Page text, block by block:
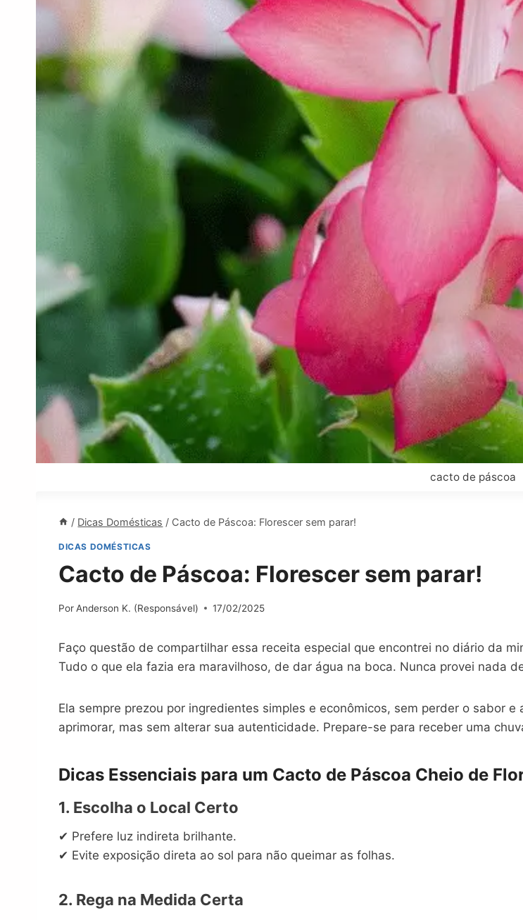
cacto de páscoa
/ Dicas Domésticas / Cacto de Páscoa: Florescer sem parar!
DICAS DOMÉSTICAS
Cacto de Páscoa: Florescer sem parar!
Por Anderson K. (Responsável) 17/02/2025
Faço questão de compartilhar essa receita especial que encontrei no diário da
Tudo o que ela fazia era maravilhoso, de dar água na boca. Nunca provei nada
Ela sempre prezou por ingredientes simples e econômicos, sem perder o sabor
aprimorar, mas sem alterar sua autenticidade. Prepare-se para receber uma
Dicas Essenciais para um Cacto de Páscoa Cheio de
1. Escolha o Local Certo
✔ Prefere luz indireta brilhante.
✔ Evite exposição direta ao sol para não queimar as folhas.
2. Rega na Medida Certa